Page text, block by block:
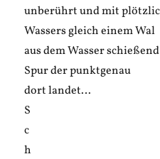
unberührt und mit
Wassers gleich einem Wal
aus dem Wasser
Spur der punktgenau
dort landet…
S
c
h